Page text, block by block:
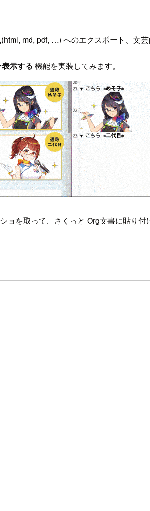
md, pdf, …) へのエクスポート、文
示する 機能を実装してみます。
ョを取って、さくっと Org文書に貼り付